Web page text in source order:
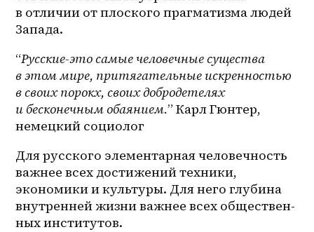
в отличии от плоского прагматизма людей
Запада.
“Русские-это самые человечные существа
в этом мире, притягательные искренностью
в своих порокх, своих добродетелях
и бесконечным обаянием.” Карл Гюнтер,
немецкий социолог
Для русского элементарная человечность
важнее всех достижений техники,
экономики и культуры. Для него глубина
внутренней жизни важнее всех обществен-
ных институтов.